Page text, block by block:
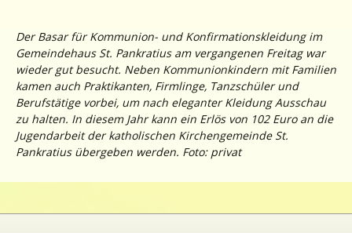
Der Basar für Kommunion- und Konfirmationskleidung im
Gemeindehaus St. Pankratius am vergangenen Freitag war
wieder gut besucht. Neben Kommunionkindern mit Familien
kamen auch Praktikanten, Firmlinge, Tanzschüler und
Berufstätige vorbei, um nach eleganter Kleidung Ausschau
zu halten. In diesem Jahr kann ein Erlös von 102 Euro an die
Jugendarbeit der katholischen Kirchengemeinde St.
Pankratius übergeben werden. Foto: privat